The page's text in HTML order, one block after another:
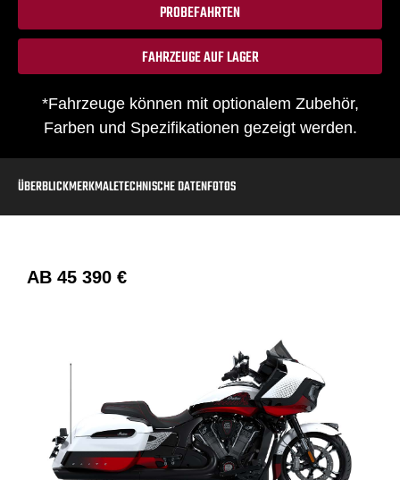
PROBEFAHRTEN
FAHRZEUGE AUF LAGER
*Fahrzeuge können mit optionalem Zubehör,
Farben und Spezifikationen gezeigt werden.
ÜBERBLICKMERKMALETECHNISCHE DATENFOTOS
AB 45 390 €